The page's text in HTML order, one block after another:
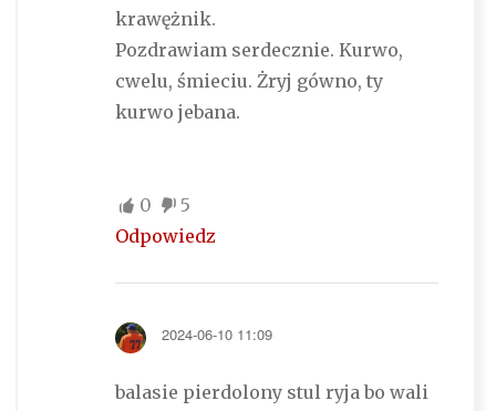
krawężnik.
Pozdrawiam serdecznie. Kurwo,
cwelu, śmieciu. Żryj gówno, ty
kurwo jebana.
0
5
Odpowiedz
2024-06-10 11:09
balasie pierdolony stul ryja bo wali